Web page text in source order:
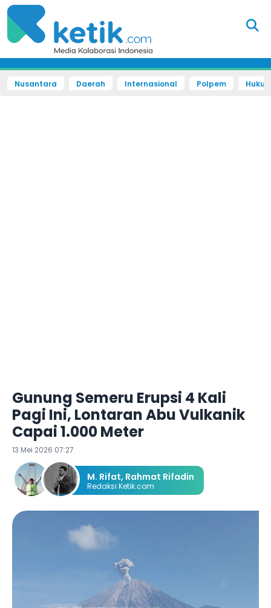
Nusantara Daerah Internasional Polpem
Gunung Semeru Erupsi 4 Kali
Pagi Ini, Lontaran Abu Vulkanik
Capai 1.000 Meter
13 Mei 2026 07:27
M. Rifat, Rahmat Rifadin
Redaksi Ketik.com